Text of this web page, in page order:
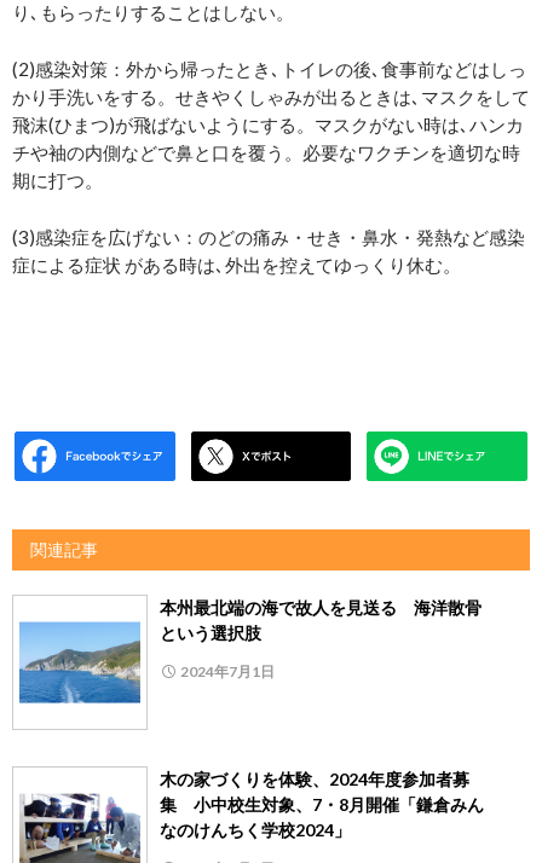
り､もらったりすることはしない。
(2)感染対策：外から帰ったとき､トイレの後､食事前などはしっ
かり手洗いをする。せきやくしゃみが出るときは､マスクをして
飛沫(ひまつ)が飛ばないようにする。マスクがない時は､ハンカ
チや袖の内側などで鼻と口を覆う。必要なワクチンを適切な時
期に打つ。
(3)感染症を広げない：のどの痛み・せき・鼻水・発熱など感染
症による症状 がある時は､外出を控えてゆっくり休む。
関連記事
本州最北端の海で故人を見送る 海洋散骨
という選択肢
2024年7月1日
木の家づくりを体験、2024年度参加者募
集 小中校生対象、7・8月開催「鎌倉みん
なのけんちく学校2024」